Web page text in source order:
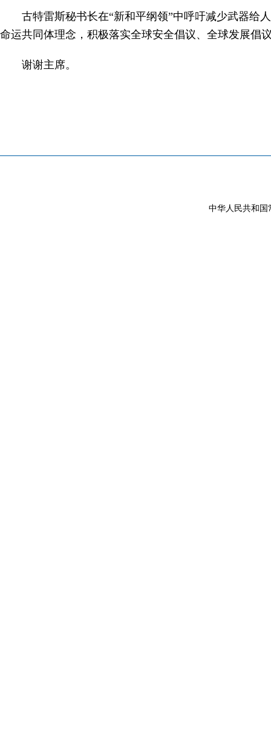
古特雷斯秘书长在“新和平纲领”中呼吁减少武器给
命运共同体理念，积极落实全球安全倡议、全球发展倡
谢谢主席。
中华人民共和国